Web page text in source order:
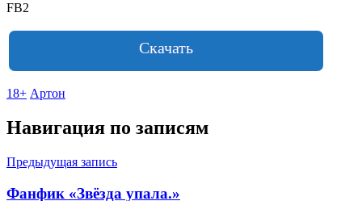
FB2
Скачать
18+ Артон
Навигация по записям
Предыдущая запись
Фанфик «Звёзда упала.»